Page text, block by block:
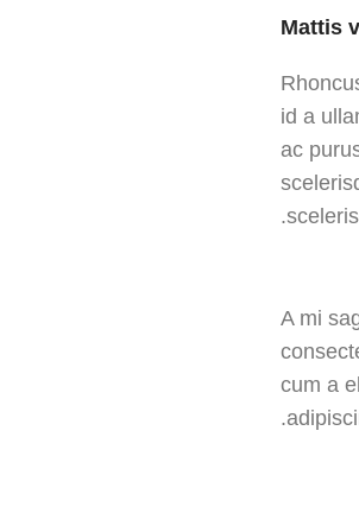
Mattis
id a
ac
A mi
cum a